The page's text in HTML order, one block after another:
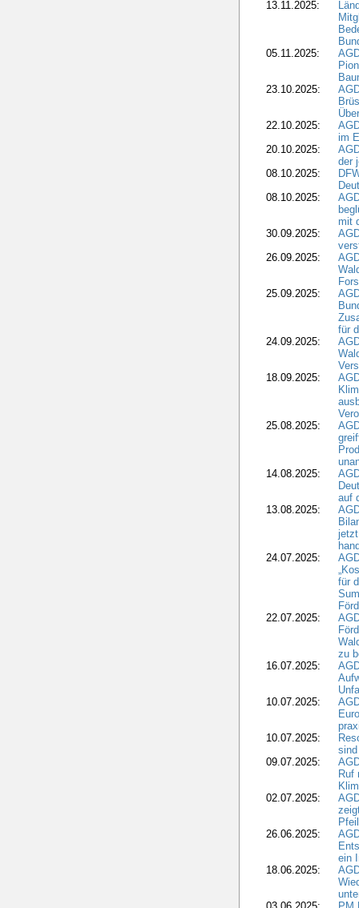
13.11.2025:
05.11.2025:
23.10.2025:
22.10.2025:
im
20.10.2025:
der
08.10.2025:
08.10.2025:
mit
30.09.2025:
26.09.2025:
25.09.2025:
für
24.09.2025:
18.09.2025:
25.08.2025:
14.08.2025:
auf
13.08.2025:
24.07.2025:
für
22.07.2025:
zu
16.07.2025:
10.07.2025:
10.07.2025:
09.07.2025:
Ruf
02.07.2025:
26.06.2025:
ein
18.06.2025: